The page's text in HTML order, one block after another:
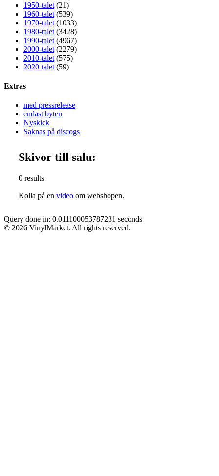
1950-talet (21)
1960-talet (539)
1970-talet (1033)
1980-talet (3428)
1990-talet (4967)
2000-talet (2279)
2010-talet (575)
2020-talet (59)
Extras
med pressrelease
endast byten
Nyskick
Saknas på discogs
Skivor till salu:
0 results
Kolla på en video om webshopen.
Query done in: 0.011100053787231 seconds
© 2026 VinylMarket. All rights reserved.